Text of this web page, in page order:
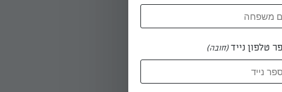
טלפון נייד(חובה)